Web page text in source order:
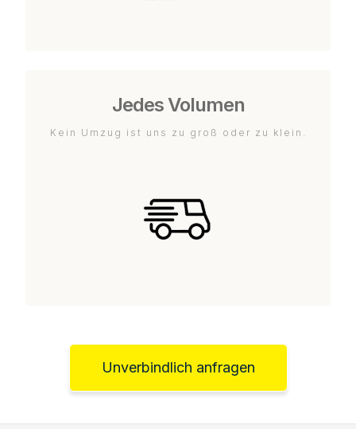
Jedes Volumen
Kein Umzug ist uns zu groß oder zu klein.
Unverbindlich anfragen